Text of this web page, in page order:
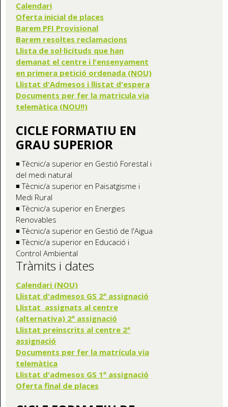
Calendari
Oferta inicial de places
Barem PFI Provisional
Barem resoltes reclamacions
Llista de sol·licituds que han
demanat el centre i l'ensenyament
en primera petició ordenada (NOU)
Llistat d'Admesos i llistat d'espera
Documents per fer la matricula via
telemàtica (NOU!!)
CICLE FORMATIU EN
GRAU SUPERIOR
◾ Tècnic/a superior en Gestió Forestal i
del medi natural
◾ Tècnic/a superior en Paisatgisme i
Medi Rural
◾ Tècnic/a superior en Energies
Renovables
◾ Tècnic/a superior en Gestió de l'Aigua
◾ Tècnic/a superior en Educació i
Control Ambiental
Tràmits i dates
Calendari (NOU)
Llistat d'admesos GS 2ª assignació
Llistat assignats al centre
(alternativa) 2ª assignació
Llistat preinscrits al centre 2ª
assignació
Documents per fer la matrícula via
telemàtica
Llistat d'admesos GS 1ª assignació
Oferta final de places